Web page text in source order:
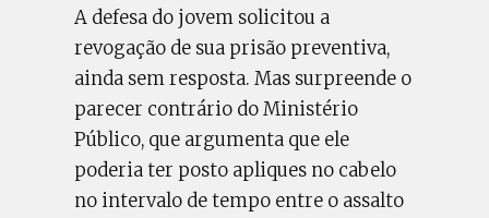
A defesa do jovem solicitou a
revogação de sua prisão preventiva,
ainda sem resposta. Mas surpreende o
parecer contrário do Ministério
Público, que argumenta que ele
poderia ter posto apliques no cabelo
no intervalo de tempo entre o assalto